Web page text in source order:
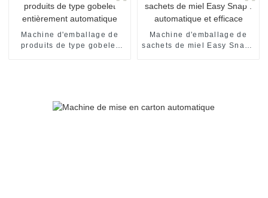
Machine d'emballage de
produits de type gobelet
Machine d'emballage de
sachets de miel Easy Snap :